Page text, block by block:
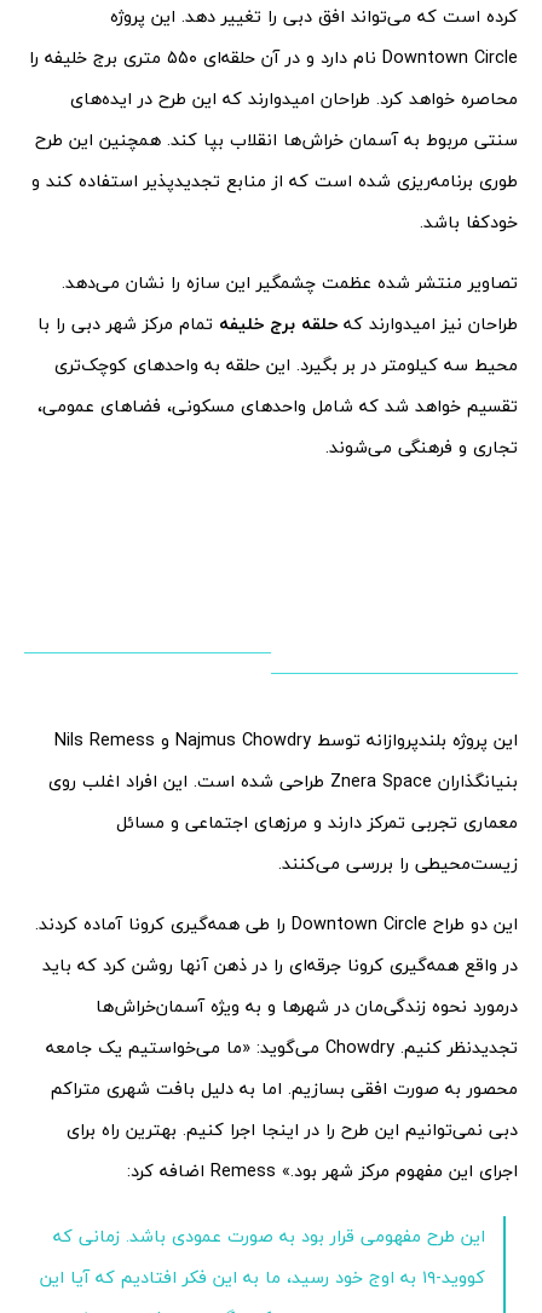
کرده است که می‌تواند افق دبی را تغییر دهد. این پروژه
Downtown Circle نام دارد و در آن حلقه‌ای ۵۵۰ متری برج خلیفه را
محاصره خواهد کرد. طراحان امیدوارند که این طرح در ایده‌های
سنتی مربوط به آسمان خراش‌ها انقلاب بپا کند. همچنین این طرح
طوری برنامه‌ریزی شده است که از منابع تجدیدپذیر استفاده کند و
خودکفا باشد.
تصاویر منتشر شده عظمت چشمگیر این سازه را نشان می‌دهد.
طراحان نیز امیدوارند که حلقه برج خلیفه تمام مرکز شهر دبی را با
محیط سه کیلومتر در بر بگیرد. این حلقه به واحدهای کوچک‌تری
تقسیم خواهد شد که شامل واحدهای مسکونی، فضاهای عمومی،
تجاری و فرهنگی می‌شوند.
این پروژه بلندپروازانه توسط Najmus Chowdry و Nils Remess
بنیانگذاران Znera Space طراحی شده است. این افراد اغلب روی
معماری تجربی تمرکز دارند و مرزهای اجتماعی و مسائل
زیست‌محیطی را بررسی می‌کنند.
این دو طراح Downtown Circle را طی همه‌گیری کرونا آماده کردند.
در واقع همه‌گیری کرونا جرقه‌ای را در ذهن آنها روشن کرد که باید
درمورد نحوه زندگی‌مان در شهرها و به ویژه آسمان‌خراش‌ها
تجدیدنظر کنیم. Chowdry می‌گوید: «ما می‌خواستیم یک جامعه
محصور به صورت افقی بسازیم. اما به دلیل بافت شهری متراکم
دبی نمی‌توانیم این طرح را در اینجا اجرا کنیم. بهترین راه برای
اجرای این مفهوم مرکز شهر بود.» Remess اضافه کرد:
این طرح مفهومی قرار بود به صورت عمودی باشد. زمانی که
کووید-۱۹ به اوج خود رسید، ما به این فکر افتادیم که آیا این